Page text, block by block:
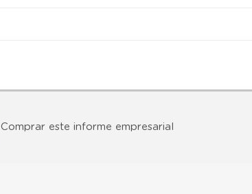
Comprar este informe empresarial